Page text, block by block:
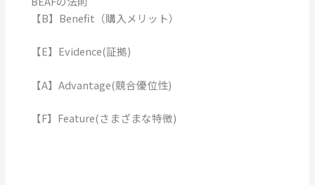
【B】Benefit（購入メリット）
【E】Evidence(証拠)
【A】Advantage(競合優位性)
【F】Feature(さまざまな特徴)